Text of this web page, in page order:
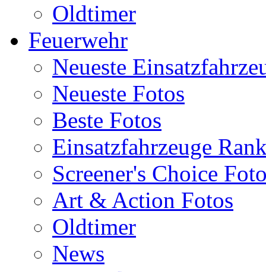
Oldtimer
Feuerwehr
Neueste
Neueste Fotos
Beste Fotos
Einsatzfahrzeuge
Screener's Choice
Art & Action Fotos
Oldtimer
News